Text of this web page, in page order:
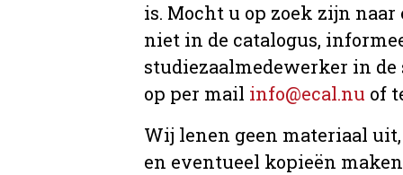
is. Mocht u op zoek zijn
niet in de catalogus,
studiezaalmedewerker in
op per mail info@ecal.nu of
Wij lenen geen materiaal
en eventueel kopieën